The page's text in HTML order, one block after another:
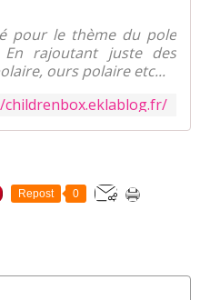
pour le thème du pole
rajoutant juste des
ours polaire etc...
Repost 0